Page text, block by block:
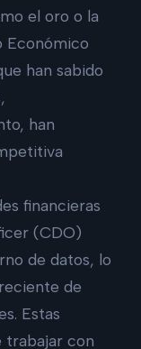
el oro o la
Económico
han sabido
han
financieras
(CDO)
de datos, lo
de
Estas
trabajar con